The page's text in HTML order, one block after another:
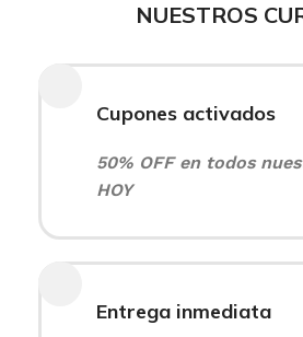
NUESTROS
Cupones activados
50% OFF en todos
HOY
Entrega inmediata